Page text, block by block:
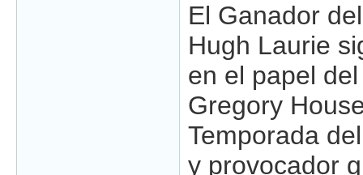
El Ganador
Hugh Laurie
en el papel
Gregory
Temporada
y provocador